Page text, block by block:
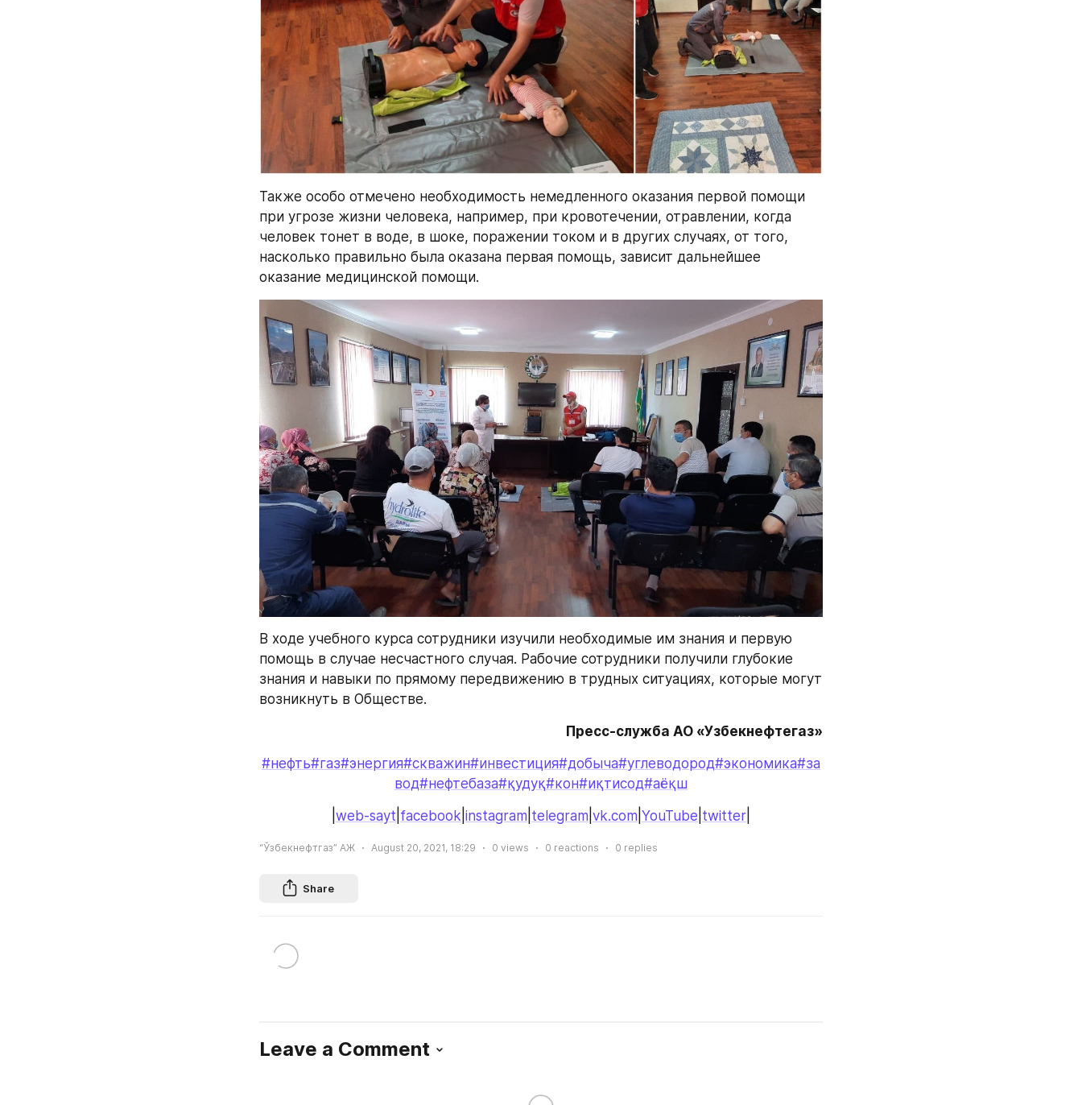
Также особо отмечено необходимость немедленного оказания первой помощи
при угрозе жизни человека, например, при кровотечении, отравлении, когда
человек тонет в воде, в шоке, поражении током и в других случаях, от того,
насколько правильно была оказана первая помощь, зависит дальнейшее
оказание медицинской помощи.
В ходе учебного курса сотрудники изучили необходимые им знания и первую
помощь в случае несчастного случая. Рабочие сотрудники получили глубокие
знания и навыки по прямому передвижению в трудных ситуациях, которые могут
возникнуть в Обществе.
Пресс-служба АО «Узбекнефтегаз»
#нефть#газ#энергия#скважин#инвестиция#добыча#углеводород#экономика#за
вод#нефтебаза#қудуқ#кон#иқтисод#аёқш
web-sayt facebook instagram telegram vk.com YouTube twitter
“Ўзбекнефтгаз” АЖ August 20, 2021, 18:29 0 views 0 reactions 0 replies
Share
Leave a Comment